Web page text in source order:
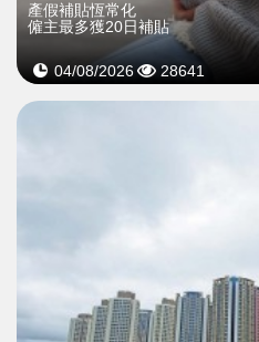
產假補貼恆常化
僱主最多獲20日補貼
04/08/2026 28641